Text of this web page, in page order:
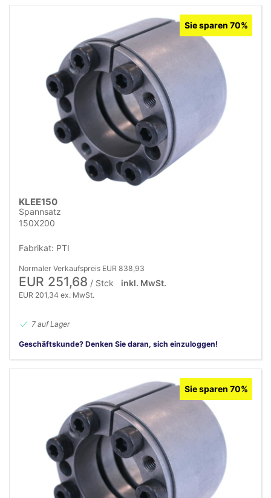
Sie sparen 70%
KLEE150
Spannsatz
150X200
Fabrikat: PTI
Normaler Verkaufspreis EUR 838,93
EUR 251,68 / Stck inkl. MwSt.
EUR 201,34 ex. MwSt.
7 auf Lager
Geschäftskunde? Denken Sie daran, sich einzuloggen!
Sie sparen 70%